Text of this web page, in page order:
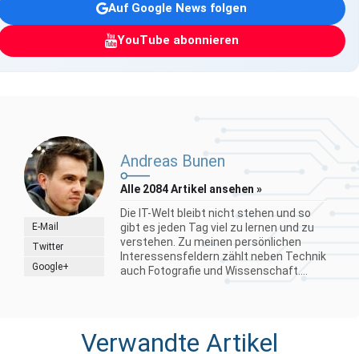
Auf Google News folgen
YouTube abonnieren
E-Mail
Twitter
Google+
Andreas Bunen
Alle 2084 Artikel ansehen »
Die IT-Welt bleibt nicht stehen und so
gibt es jeden Tag viel zu lernen und zu
verstehen. Zu meinen persönlichen
Interessensfeldern zählt neben Technik
auch Fotografie und Wissenschaft....
Verwandte Artikel